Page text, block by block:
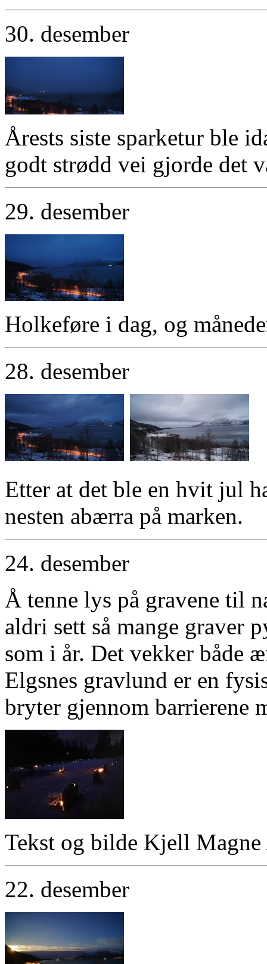
30. desember
Årests siste sparketur ble
godt strødd vei gjorde det
29. desember
Holkeføre i dag, og
28. desember
Etter at det ble en hvit jul
nesten abærra på marken.
24. desember
Å tenne lys på gravene til
aldri sett så mange graver
som i år. Det vekker både
Elgsnes gravlund er en
bryter gjennom barrierene
Tekst og bilde Kjell Magne
22. desember